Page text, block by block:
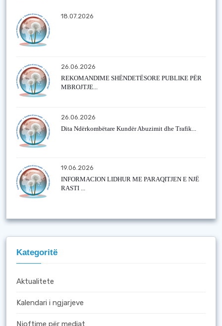
18.07.2026
26.06.2026
REKOMANDIME SHËNDETËSORE PUBLIKE PËR
MBROJTJE...
26.06.2026
Dita Ndërkombëtare Kundër Abuzimit dhe Trafik...
19.06.2026
INFORMACION LIDHUR ME PARAQITJEN E NJË
RASTI ...
Kategoritë
Aktualitete
Kalendari i ngjarjeve
Njoftime për mediat